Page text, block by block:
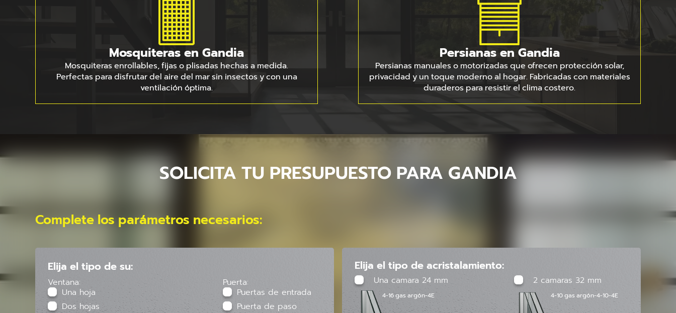
Mosquiteras en Gandia
Mosquiteras enrollables, fijas o plisadas hechas a medida.
Perfectas para disfrutar del aire del mar sin insectos y con una
ventilación óptima.
Persianas en Gandia
Persianas manuales o motorizadas que ofrecen protección solar,
privacidad y un toque moderno al hogar. Fabricadas con materiales
duraderos para resistir el clima costero.
SOLICITA TU PRESUPUESTO PARA GANDIA
Complete los parámetros necesarios:
Elija el tipo de su:
Ventana:
Una hoja
Dos hojas
Puerta:
Puertas de entrada
Puerta de paso
Elija el tipo de acristalamiento:
Una camara 24 mm
4-16 gas argón-4E
2 camaras 32 mm
4-10 gas argón-4-10-4E